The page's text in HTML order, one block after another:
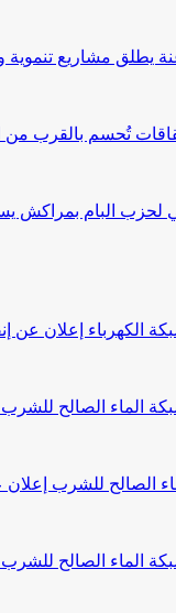
تنموية وتعليمية بأزيد
تُحسم بالقرب من
لحزب البام
الكهرباء إعلان عن
الماء الصالح
الصالح للشرب إعلان
الماء الصالح